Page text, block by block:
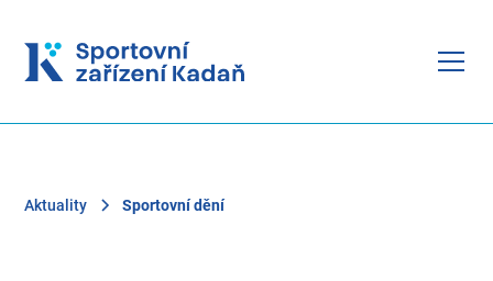
Aktuality Sportovní dění